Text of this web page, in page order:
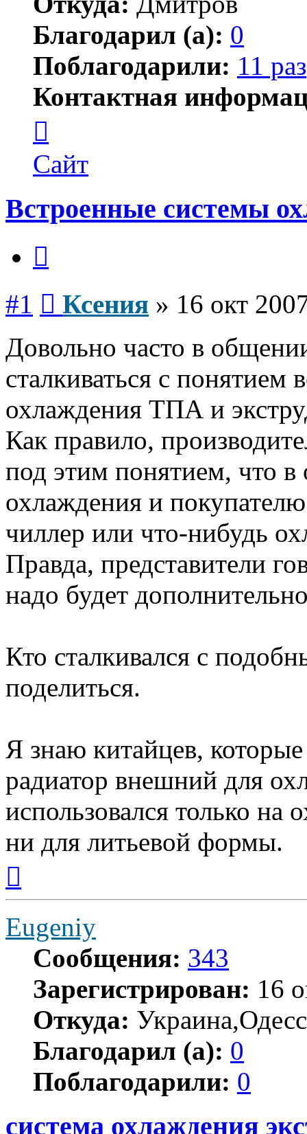
Благодарил (а): 0
Поблагодарили: 11 раз
Контактная
пользователя
Ксения
Сайт
Встроенные системы
#1 Ксения » 16 окт
Довольно часто в
сталкиваться с понятием
охлаждения ТПА и
Как правило,
под этим понятием, что в
охлаждения и
чиллер или что-нибудь
Правда, представители
надо будет
Кто сталкивался с
поделиться.
Я знаю китайцев,
радиатор внешний для
использовался только
ни для литьевой формы.
началу
Eugeniy
Сообщения: 343
Зарегистрирован: 16
Откуда:
Благодарил (а): 0
Поблагодарили: 0
система охлаждения